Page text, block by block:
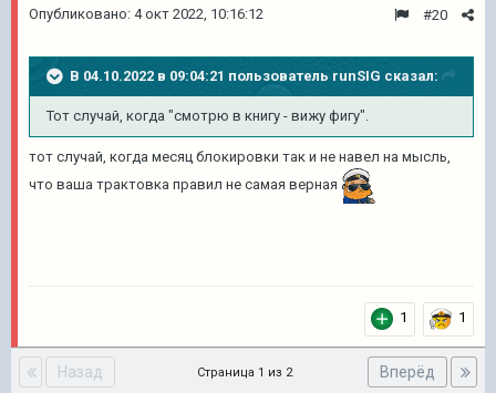
#20
Опубликовано: 4 окт 2022, 10:16:12
В 04.10.2022 в 09:04:21 пользователь runSIG сказал:
Тот случай, когда "смотрю в книгу - вижу фигу".
тот случай, когда месяц блокировки так и не навел на мысль,
что ваша трактовка правил не самая верная
1 1
Назад Вперёд
Страница 1 из 2